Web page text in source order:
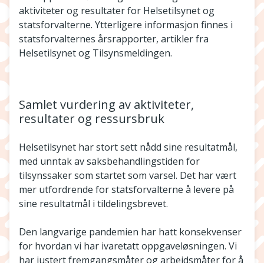
aktiviteter og resultater for Helsetilsynet og
statsforvalterne. Ytterligere informasjon finnes i
statsforvalternes årsrapporter, artikler fra
Helsetilsynet og Tilsynsmeldingen.
Samlet vurdering av aktiviteter,
resultater og ressursbruk
Helsetilsynet har stort sett nådd sine resultatmål,
med unntak av saksbehandlingstiden for
tilsynssaker som startet som varsel. Det har vært
mer utfordrende for statsforvalterne å levere på
sine resultatmål i tildelingsbrevet.
Den langvarige pandemien har hatt konsekvenser
for hvordan vi har ivaretatt oppgaveløsningen. Vi
har justert fremgangsmåter og arbeidsmåter for å